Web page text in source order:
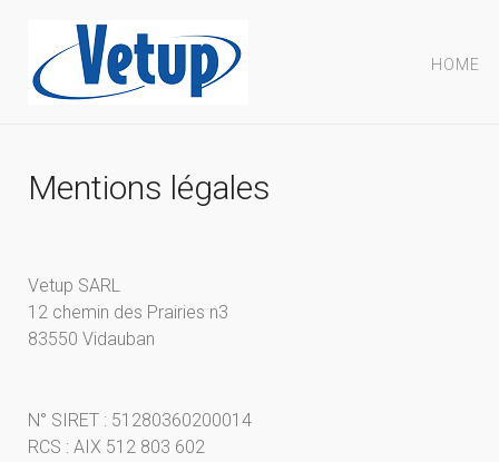
HOME
Mentions légales
Vetup SARL
12 chemin des Prairies n3
83550 Vidauban
N° SIRET : 51280360200014
RCS : AIX 512 803 602